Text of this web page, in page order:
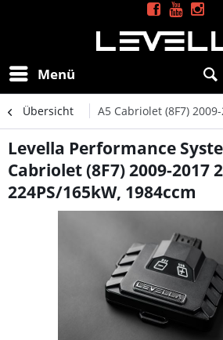
Menü
Übersicht A5 Cabriolet (8F7)
Levella Performance
Cabriolet (8F7) 2009-2017
224PS/165kW, 1984ccm